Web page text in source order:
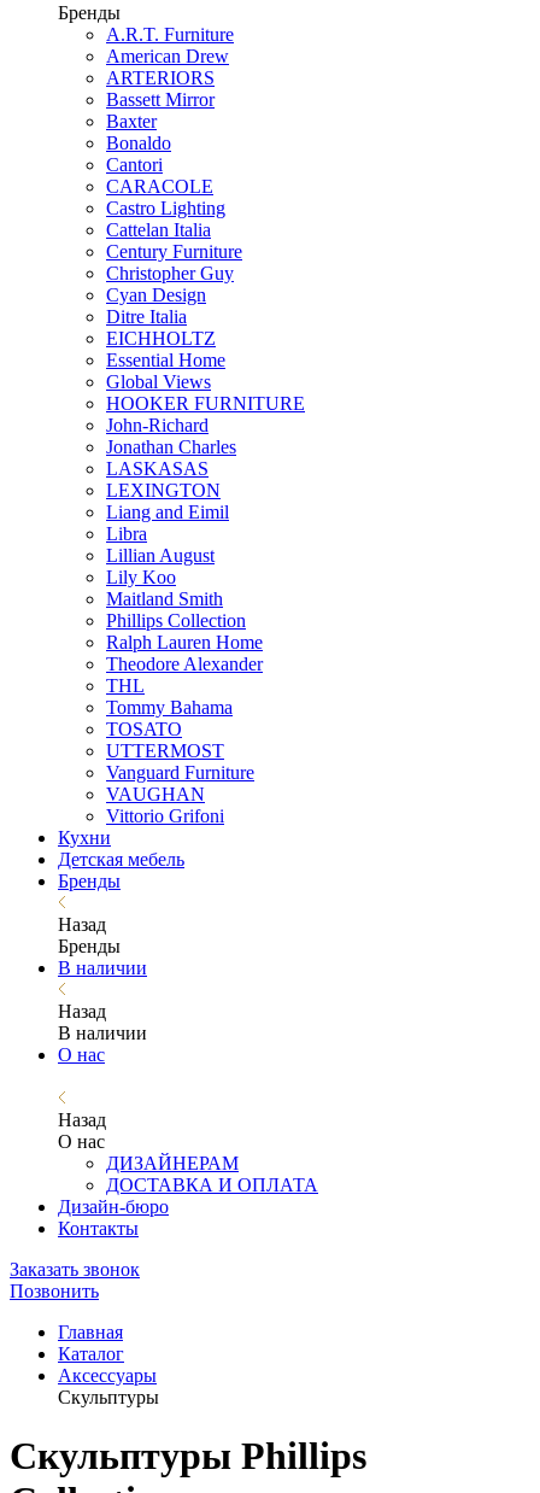
Бренды
A.R.T. Furniture
American Drew
ARTERIORS
Bassett Mirror
Baxter
Bonaldo
Cantori
CARACOLE
Castro Lighting
Cattelan Italia
Century Furniture
Christopher Guy
Cyan Design
Ditre Italia
EICHHOLTZ
Essential Home
Global Views
HOOKER FURNITURE
John-Richard
Jonathan Charles
LASKASAS
LEXINGTON
Liang and Eimil
Libra
Lillian August
Lily Koo
Maitland Smith
Phillips Collection
Ralph Lauren Home
Theodore Alexander
THL
Tommy Bahama
TOSATO
UTTERMOST
Vanguard Furniture
VAUGHAN
Vittorio Grifoni
Кухни
Детская мебель
Бренды
Назад
Бренды
В наличии
Назад
В наличии
О нас
Назад
О нас
ДИЗАЙНЕРАМ
ДОСТАВКА И ОПЛАТА
Дизайн-бюро
Контакты
Заказать звонок
Позвонить
Главная
Каталог
Аксессуары
Скульптуры
Скульптуры Phillips